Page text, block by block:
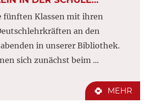
fünften Klassen mit ihren
an den
in unserer Bibliothek.
sich zunächst beim ...
MEHR